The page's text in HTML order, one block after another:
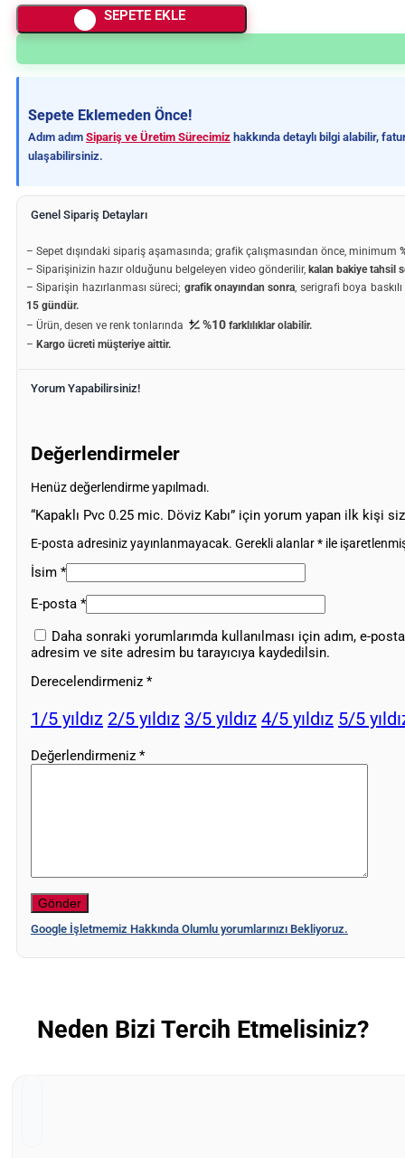
SEPETE EKLE
Sepete Eklemeden Önce!
Adım adım Sipariş ve Üretim Sürecimiz hakkında detaylı bilgi alabilir,
ulaşabilirsiniz.
Genel Sipariş Detayları
– Sepet dışındaki sipariş aşamasında; grafik çalışmasından önce, minimum
– Siparişinizin hazır olduğunu belgeleyen video gönderilir, kalan bakiye tahsil
– Siparişin hazırlanması süreci; grafik onayından sonra, serigrafi boya
15 gündür.
– Ürün, desen ve renk tonlarında
%10 farklılıklar olabilir.
– Kargo ücreti müşteriye aittir.
Yorum Yapabilirsiniz!
Değerlendirmeler
Henüz değerlendirme yapılmadı.
“Kapaklı Pvc 0.25 mic. Döviz Kabı” için yorum yapan ilk kişi
E-posta adresiniz yayınlanmayacak. Gerekli alanlar* ile
İsim *
E-posta *
Daha sonraki yorumlarımda kullanılması için adım, e-posta
adresim ve site adresim bu tarayıcıya kaydedilsin.
Derecelendirmeniz *
1/5 yıldız 2/5 yıldız 3/5 yıldız 4/5 yıldız 5/5
Değerlendirmeniz *
Google İşletmemiz Hakkında Olumlu yorumlarınızı Bekliyoruz.
Neden Bizi Tercih Etmelisiniz?